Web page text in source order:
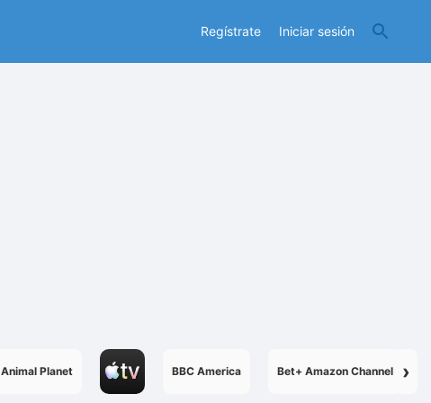
Regístrate Iniciar sesión
›
Animal Planet BBC America Bet+ Amazon Channel